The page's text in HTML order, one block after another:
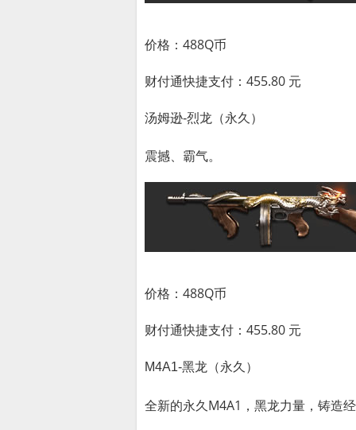
价格：488Q币
财付通快捷支付：455.80 元
汤姆逊-烈龙（永久）
震撼、霸气。
价格：488Q币
财付通快捷支付：455.80 元
M4A1-黑龙（永久）
全新的永久M4A1，黑龙力量，铸造